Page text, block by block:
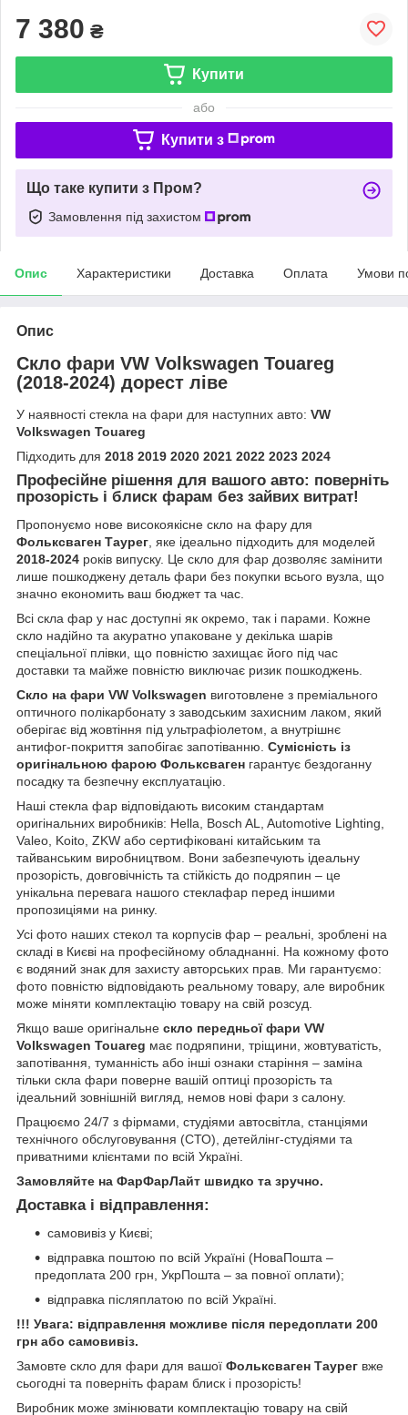
7 380 ₴
Купити
або
Купити з
Що таке купити з Пром?
Замовлення під захистом
Опис Характеристики Доставка Оплата Умови
Опис
Скло фари VW Volkswagen Touareg
(2018-2024) дорест ліве
У наявності стекла на фари для наступних авто: VW
Volkswagen Touareg
Підходить для 2018 2019 2020 2021 2022 2023 2024
Професійне рішення для вашого авто: поверніть
прозорість і блиск фарам без зайвих витрат!
Пропонуємо нове високоякісне скло на фару для
Фольксваген Таурег, яке ідеально підходить для моделей
2018-2024 років випуску. Це скло для фар дозволяє замінити
лише пошкоджену деталь фари без покупки всього вузла, що
значно економить ваш бюджет та час.
Всі скла фар у нас доступні як окремо, так і парами. Кожне
скло надійно та акуратно упаковане у декілька шарів
спеціальної плівки, що повністю захищає його під час
доставки та майже повністю виключає ризик пошкоджень.
Скло на фари VW Volkswagen виготовлене з преміального
оптичного полікарбонату з заводським захисним лаком, який
оберігає від жовтіння під ультрафіолетом, а внутрішнє
антифог-покриття запобігає запотіванню. Сумісність із
оригінальною фарою Фольксваген гарантує бездоганну
посадку та безпечну експлуатацію.
Наші стекла фар відповідають високим стандартам
оригінальних виробників: Hella, Bosch AL, Automotive Lighting,
Valeo, Koito, ZKW або сертифіковані китайським та
тайванським виробництвом. Вони забезпечують ідеальну
прозорість, довговічність та стійкість до подряпин – це
унікальна перевага нашого стеклафар перед іншими
пропозиціями на ринку.
Усі фото наших стекол та корпусів фар – реальні, зроблені на
складі в Києві на професійному обладнанні. На кожному фото
є водяний знак для захисту авторських прав. Ми гарантуємо:
фото повністю відповідають реальному товару, але виробник
може міняти комплектацію товару на свій розсуд.
Якщо ваше оригінальне скло передньої фари VW
Volkswagen Touareg має подряпини, тріщини, жовтуватість,
запотівання, туманність або інші ознаки старіння – заміна
тільки скла фари поверне вашій оптиці прозорість та
ідеальний зовнішній вигляд, немов нові фари з салону.
Працюємо 24/7 з фірмами, студіями автосвітла, станціями
технічного обслуговування (СТО), детейлінг-студіями та
приватними клієнтами по всій Україні.
Замовляйте на ФарФарЛайт швидко та зручно.
Доставка і відправлення:
самовивіз у Києві;
відправка поштою по всій Україні (НоваПошта –
предоплата 200 грн, УкрПошта – за повної оплати);
відправка післяплатою по всій Україні.
!!! Увага: відправлення можливе після передоплати 200
грн або самовивіз.
Замовте скло для фари для вашої Фольксваген Таурег вже
сьогодні та поверніть фарам блиск і прозорість!
Виробник може змінювати комплектацію товару на свій